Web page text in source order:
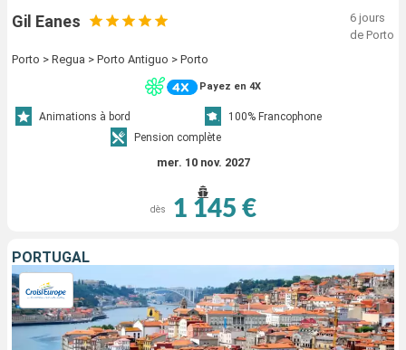
Gil Eanes
6 jours
de Porto
Porto > Regua > Porto Antiguo > Porto
Payez en 4X
Animations à bord
100% Francophone
Pension complète
mer. 10 nov. 2027
dès 1 145 €
PORTUGAL